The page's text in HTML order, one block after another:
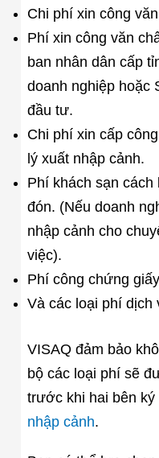
Chi phí xin công
Phí xin công văn
ban nhân dân cấp
doanh nghiệp hoặc
đầu tư.
Chi phí xin cấp
lý xuất nhập cảnh.
Phí khách sạn cách
đón. (Nếu doanh
nhập cảnh cho
việc).
Phí công chứng
Và các loại phí dịch
VISAQ đảm bảo
bộ các loại phí sẽ
trước khi hai bên
nhập cảnh.